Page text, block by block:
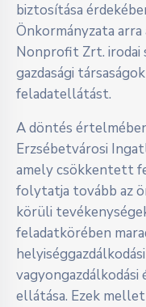
biztosítása
Önkormányzata
Nonprofit Zrt.
gazdasági
feladatellátást.
A döntés
Erzsébetvárosi
amely csökkentett
folytatja tovább az
körüli
feladatkörében
ellátása. Ezek